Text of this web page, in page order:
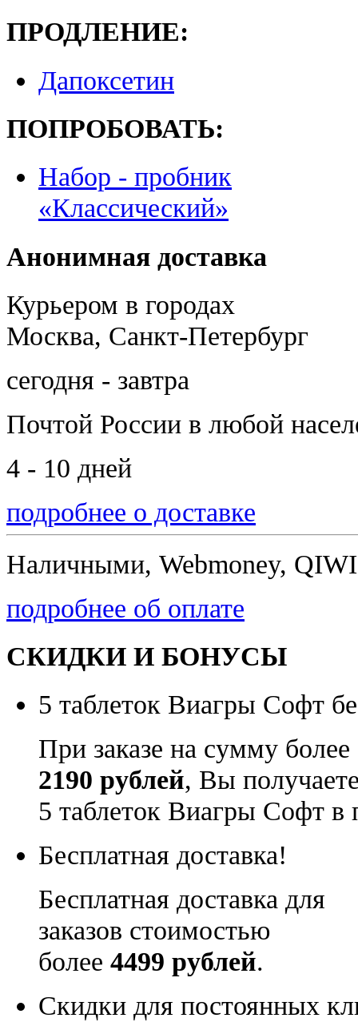
ПРОДЛЕНИЕ:
Дапоксетин
ПОПРОБОВАТЬ:
Набор - пробник
«Классический»
Анонимная доставка
Курьером в городах
Москва, Санкт-Петербург
сегодня - завтра
Почтой России в любой
4 - 10 дней
подробнее о доставке
Наличными, Webmoney,
подробнее об оплате
СКИДКИ И БОНУСЫ
5 таблеток Виагры Софт
При заказе на сумму более
2190 рублей, Вы
5 таблеток Виагры Софт в
Бесплатная доставка!
Бесплатная доставка для
заказов стоимостью
более 4499 рублей.
Скидки для постоянных